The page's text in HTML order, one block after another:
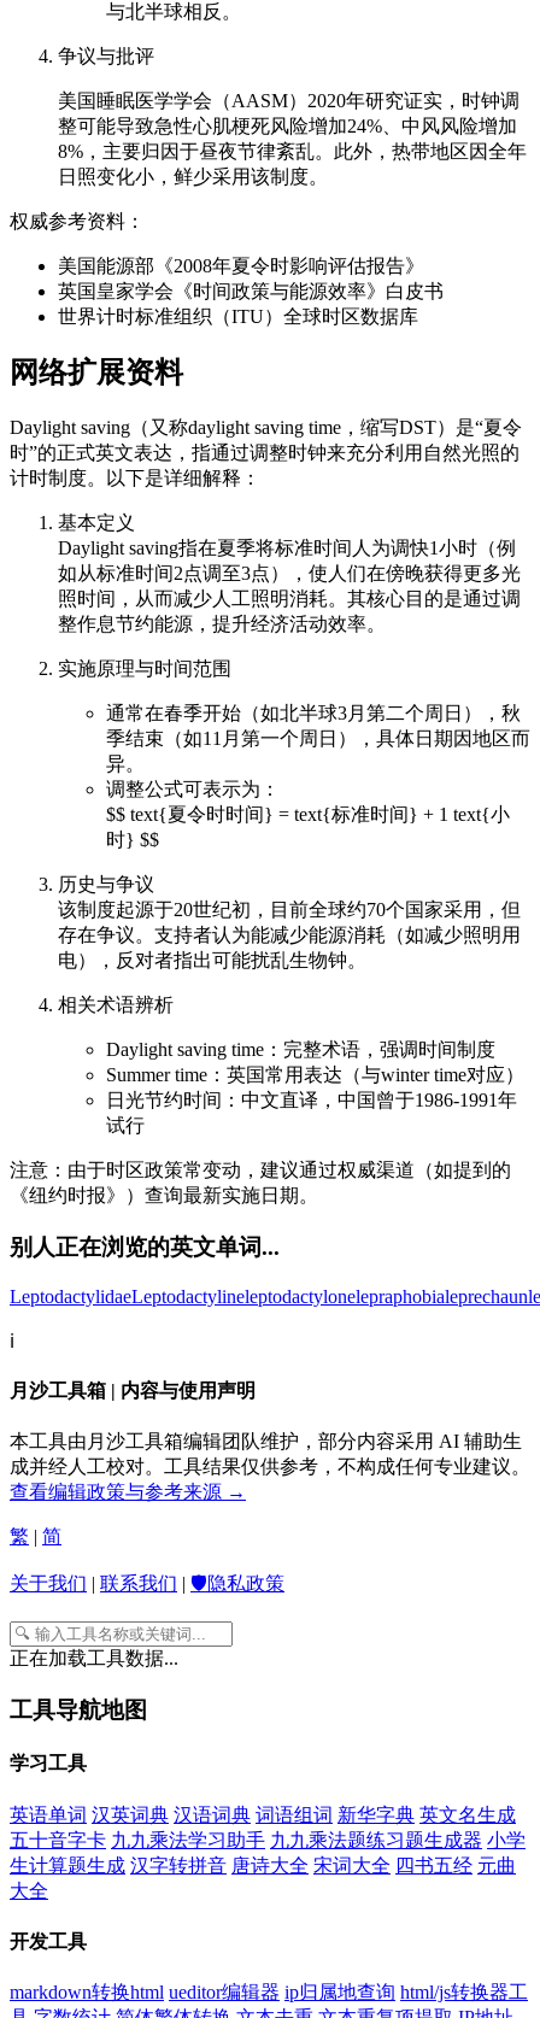
与北半球相反。
争议与批评
美国睡眠医学学会（AASM）2020年研究证实，时钟调
整可能导致急性心肌梗死风险增加24%、中风风险增加
8%，主要归因于昼夜节律紊乱。此外，热带地区因全年
日照变化小，鲜少采用该制度。
权威参考资料：
美国能源部《2008年夏令时影响评估报告》
英国皇家学会《时间政策与能源效率》白皮书
世界计时标准组织（ITU）全球时区数据库
网络扩展资料
Daylight saving（又称daylight saving time，缩写DST）是“夏令
时”的正式英文表达，指通过调整时钟来充分利用自然光照的
计时制度。以下是详细解释：
基本定义
Daylight saving指在夏季将标准时间人为调快1小时（例
如从标准时间2点调至3点），使人们在傍晚获得更多光
照时间，从而减少人工照明消耗。其核心目的是通过调
整作息节约能源，提升经济活动效率。
实施原理与时间范围
通常在春季开始（如北半球3月第二个周日），秋
季结束（如11月第一个周日），具体日期因地区而
异。
调整公式可表示为：
$$ text{夏令时时间} = text{标准时间} + 1 text{小
时} $$
历史与争议
该制度起源于20世纪初，目前全球约70个国家采用，但
存在争议。支持者认为能减少能源消耗（如减少照明用
电），反对者指出可能扰乱生物钟。
相关术语辨析
Daylight saving time：完整术语，强调时间制度
Summer time：英国常用表达（与winter time对应）
日光节约时间：中文直译，中国曾于1986-1991年
试行
注意：由于时区政策常变动，建议通过权威渠道（如提到的
《纽约时报》）查询最新实施日期。
别人正在浏览的英文单词...
LeptodactylidaeLeptodactylineleptodactylonelepraphobialeprechaun
ℹ️
月沙工具箱 | 内容与使用声明
本工具由月沙工具箱编辑团队维护，部分内容采用 AI 辅助生
成并经人工校对。工具结果仅供参考，不构成任何专业建议。
查看编辑政策与参考来源 →
繁 | 简
关于我们 | 联系我们 | 🛡️隐私政策
正在加载工具数据...
工具导航地图
学习工具
英语单词 汉英词典 汉语词典 词语组词 新华字典 英文名生成
五十音字卡 九九乘法学习助手 九九乘法题练习题生成器 小学
生计算题生成 汉字转拼音 唐诗大全 宋词大全 四书五经 元曲
大全
开发工具
markdown转换html ueditor编辑器 ip归属地查询 html/js转换器工